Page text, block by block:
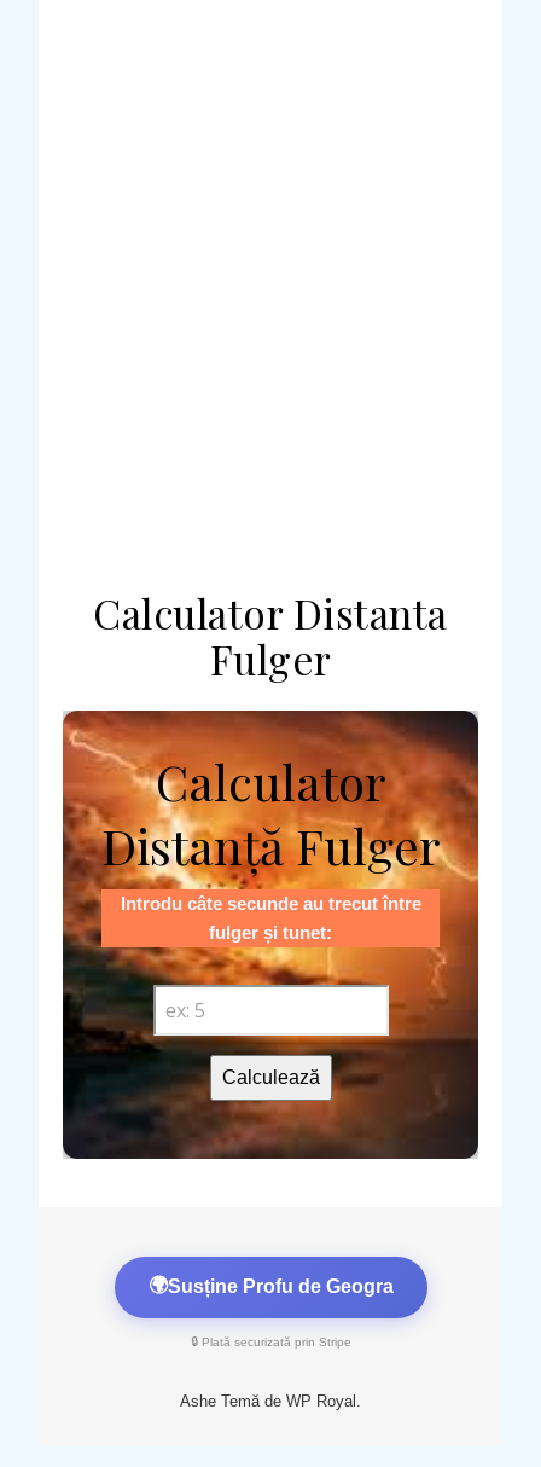
Calculator Distanta
Fulger
Calculator
Distanță Fulger
Introdu câte secunde au trecut între
fulger și tunet:
Calculează
🌍Susține Profu de Geogra
🔒 Plată securizată prin Stripe
Ashe Temă de WP Royal